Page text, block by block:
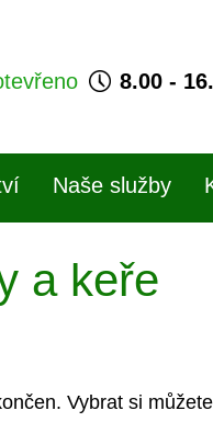
8.00 -
Naše služby
a keře
Vybrat si